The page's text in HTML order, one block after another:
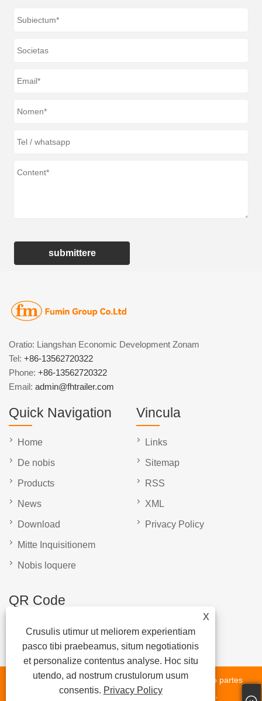
submittere
X
Crusulis utimur ut meliorem experientiam
pasco tibi praebeamus, situm negotiationis
et personalize contentus analyse. Hoc situ
utendo, ad nostrum crustulorum usum
consentis. Privacy Policy
Oratio: Liangshan Economic Development Zonam
Tel: +86-13562720322
Phone: +86-13562720322
Email: admin@fhtrailer.com
Quick Navigation
Home
De nobis
Products
News
Download
Mitte Inquisitionem
Nobis loquere
Vincula
Links
Sitemap
RSS
XML
Privacy Policy
QR Code
Copyright © MMXXIII Shandong Liangshan Fumin Video partes
vestibulum Co. Ltd - parce partes axe, mittentem partes,